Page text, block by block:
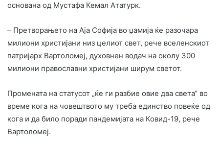
основана од Мустафа Кемал Ататурк.
– Претворањето на Аја Софија во џамија ќе разочара
милиони христијани низ целиот свет, рече вселенскиот
патријарх Вартоломеј, духовнен водач на околу 300
милиони православни христијани ширум светот.
Промената на статусот „ќе ги разбие овие два света“ во
време кога на човештвото му треба единство повеќе од
кога и да било поради пандемијата на Ковид-19, рече
Вартоломеј.